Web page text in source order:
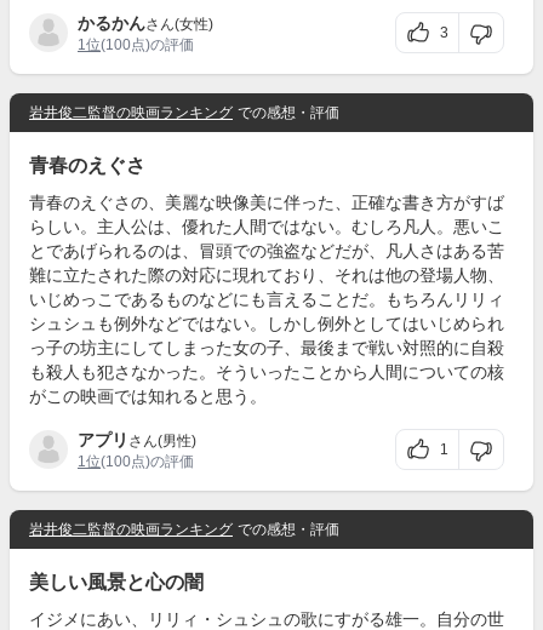
かるかんさん(女性)
1位(100点)の評価
3
岩井俊二監督の映画ランキング での感想・評価
青春のえぐさ
青春のえぐさの、美麗な映像美に伴った、正確な書き方がすば
らしい。主人公は、優れた人間ではない。むしろ凡人。悪いこ
とであげられるのは、冒頭での強盗などだが、凡人さはある苦
難に立たされた際の対応に現れており、それは他の登場人物、
いじめっこであるものなどにも言えることだ。もちろんリリィ
シュシュも例外などではない。しかし例外としてはいじめられ
っ子の坊主にしてしまった女の子、最後まで戦い対照的に自殺
も殺人も犯さなかった。そういったことから人間についての核
がこの映画では知れると思う。
アプリ さん(男性)
1位(100点)の評価
1
岩井俊二監督の映画ランキング での感想・評価
美しい風景と心の闇
イジメにあい、リリィ・シュシュの歌にすがる雄一。自分の世